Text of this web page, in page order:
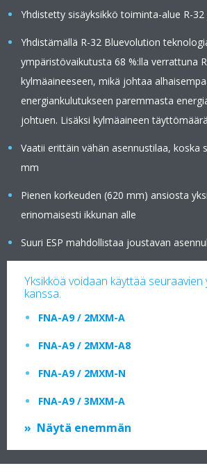
Yhdistetty sisäyksikkö toiminta-alue R-32
Yhdistämällä R-32 Bluevolution
ympäristövaikutusta 68 %:lla verrattuna
kylmäaineeseen, mikä johtaa
energiankulutukseen paremmasta
johtuen. Lisäksi kylmäaineen
Vaatii erittäin vähän asennustilaa, koska
mm
Pienen korkeuden (620 mm) ansiosta
erinomaisesti ikkunan alle
Suuri ESP mahdollistaa joustavan
Yksikköä voidaan käyttää seuraavien
kanssa.
FNA-A9 / 2MXM-A
FNA-A9 / 2MXM-A8
FNA-A9 / 2MXM-N
FNA-A9 / 3MXM-A
Näytä enemmän